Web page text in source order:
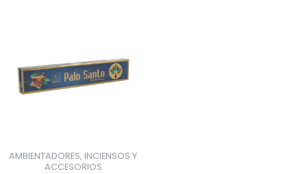
AMBIENTADORES, INCIENSOS Y
ACCESORIOS